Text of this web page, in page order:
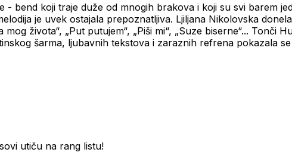
- bend koji traje duže od mnogih brakova i koji su svi barem
je uvek ostajala prepoznatljiva. Ljiljana Nikolovska
mog života“, „Put putujem“, „Piši mi“, „Suze biserne“...
šarma, ljubavnih tekstova i zaraznih refrena pokazala
utiču na rang listu!